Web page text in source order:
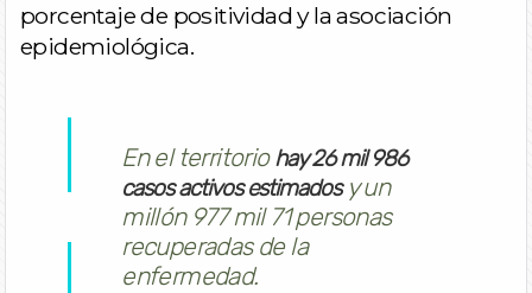
porcentaje de positividad y la asociación
epidemiológica.
En el territoriohay 26 mil 986
casos activos estimadosy un
millón 977 mil 71 personas
recuperadas de la
enfermedad.